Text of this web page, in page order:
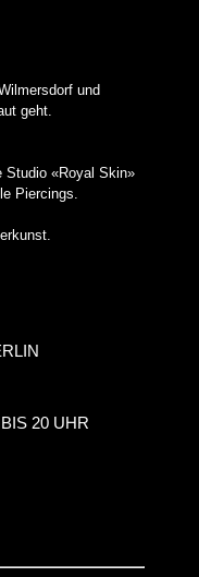
und
geht.
Studio «Royal Skin»
Piercings.
20 UHR